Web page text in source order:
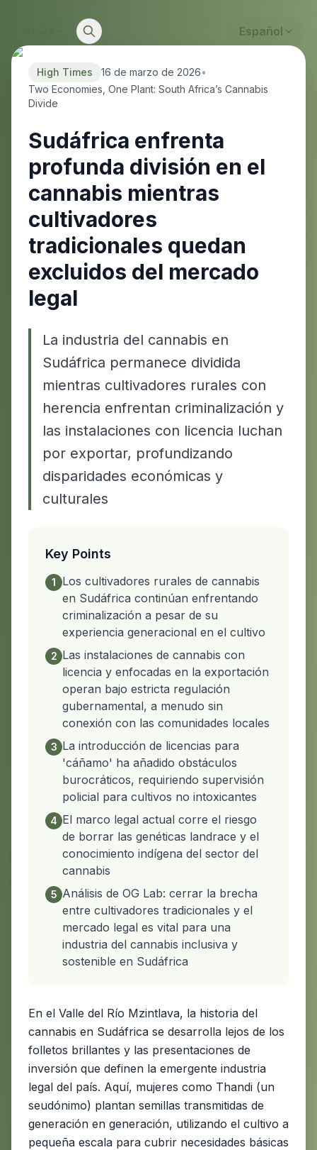
Español
High Times 16 de marzo de 2026•
Two Economies, One Plant: South Africa’s Cannabis
Divide
Sudáfrica enfrenta
profunda división en el
cannabis mientras
cultivadores
tradicionales quedan
excluidos del mercado
legal
La industria del cannabis en
Sudáfrica permanece dividida
mientras cultivadores rurales con
herencia enfrentan criminalización y
las instalaciones con licencia luchan
por exportar, profundizando
disparidades económicas y
culturales
Key Points
1
Los cultivadores rurales de cannabis
en Sudáfrica continúan enfrentando
criminalización a pesar de su
experiencia generacional en el cultivo
2 Las instalaciones de cannabis con
licencia y enfocadas en la exportación
operan bajo estricta regulación
gubernamental, a menudo sin
conexión con las comunidades locales
3 La introducción de licencias para
'cáñamo' ha añadido obstáculos
burocráticos, requiriendo supervisión
policial para cultivos no intoxicantes
4 El marco legal actual corre el riesgo
de borrar las genéticas landrace y el
conocimiento indígena del sector del
cannabis
5 Análisis de OG Lab: cerrar la brecha
entre cultivadores tradicionales y el
mercado legal es vital para una
industria del cannabis inclusiva y
sostenible en Sudáfrica
En el Valle del Río Mzintlava, la historia del
cannabis en Sudáfrica se desarrolla lejos de los
folletos brillantes y las presentaciones de
inversión que definen la emergente industria
legal del país. Aquí, mujeres como Thandi (un
seudónimo) plantan semillas transmitidas de
generación en generación, utilizando el cultivo a
pequeña escala para cubrir necesidades básicas